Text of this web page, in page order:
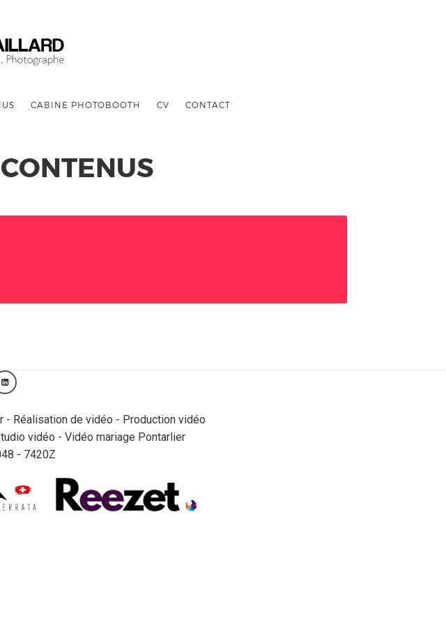
CABINE PHOTOBOOTH CV CONTACT
- Réalisation de vidéo - Production vidéo
vidéo - Vidéo mariage Pontarlier
- 7420Z